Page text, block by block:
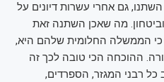
גם אחרי עשרות דיונים על
מה שאכן השתנה זאת
הממשלה החלומית שלהם היא,
ההוכחה הכי טובה לכך זה
כל רבני המגזר, הספרדים,